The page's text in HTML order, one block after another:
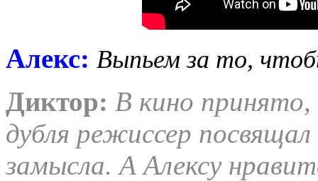
Алекс: Выпьем за то,
Диктор: В кино
дубля режиссер
замысла. А Алексу